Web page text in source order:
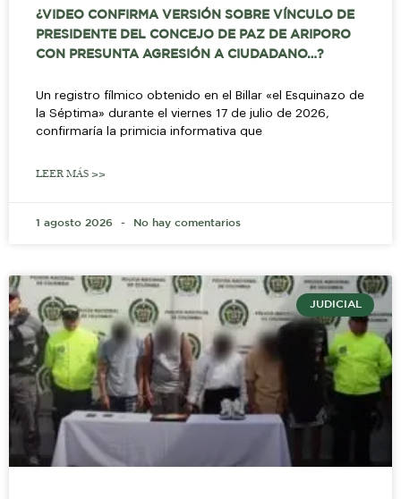
¿VIDEO CONFIRMA VERSIÓN SOBRE VÍNCULO DE
PRESIDENTE DEL CONCEJO DE PAZ DE ARIPORO
CON PRESUNTA AGRESIÓN A CIUDADANO…?
Un registro fílmico obtenido en el Billar «el Esquinazo de
la Séptima» durante el viernes 17 de julio de 2026,
confirmaría la primicia informativa que
LEER MÁS >>
1 agosto 2026 No hay comentarios
JUDICIAL